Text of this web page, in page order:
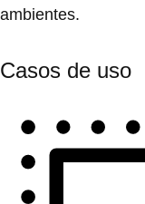
ambientes.
Casos de uso